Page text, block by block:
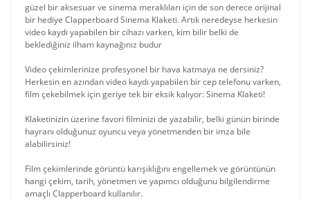
güzel bir aksesuar ve sinema meraklıları için de son derece orijinal
bir hediye Clapperboard Sinema Klaketi. Artık neredeyse herkesin
video kaydı yapabilen bir cihazı varken, kim bilir belki de
beklediğiniz ilham kaynağınız budur
Video çekimlerinize profesyonel bir hava katmaya ne dersiniz?
Herkesin en azından video kaydı yapabilen bir cep telefonu varken,
film çekebilmek için geriye tek bir eksik kalıyor: Sinema Klaketi!
Klaketinizin üzerine favori filminizi de yazabilir, belki günün birinde
hayranı olduğunuz oyuncu veya yönetmenden bir imza bile
alabilirsiniz!
Film çekimlerinde görüntü karışıklığını engellemek ve görüntünün
hangi çekim, tarih, yönetmen ve yapımcı olduğunu bilgilendirme
amaçlı Clapperboard kullanılır.